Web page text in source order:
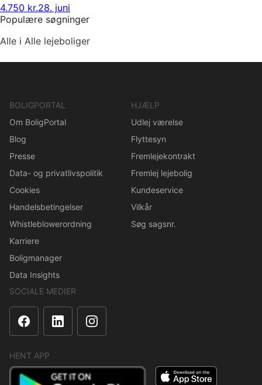
4.750 kr.28. juni
Populære søgninger
Alle i Alle lejeboliger
BOLIGPORTAL
Om BoligPortal
Blog
Presse
Data- og privatlivspolitik
Cookies
Handelsbetingelser
Whistleblowerordning
Karriere
Boligmanager
Data Insights
HJÆLP
Udlej værelse
Flyttesyn
Fremlejekontrakt
Fremlej lejebolig
Kundeservice
Vilkår
Søg sagsnr.
SOCIALE MEDIER
HENT APP